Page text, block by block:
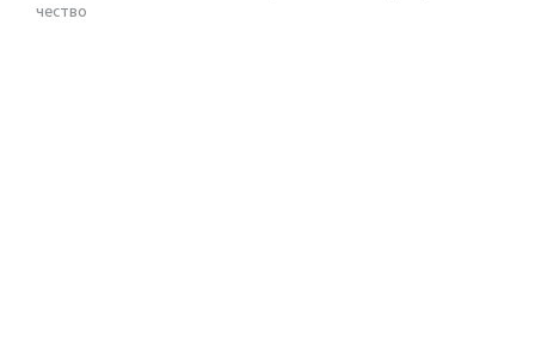
чест­во